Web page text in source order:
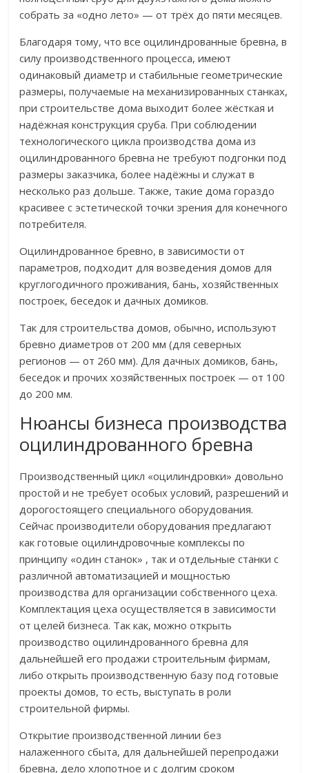
собрать за «одно лето» — от трёх до пяти месяцев.
Благодаря тому, что все оцилиндрованные бревна, в
силу производственного процесса, имеют
одинаковый диаметр и стабильные геометрические
размеры, получаемые на механизированных станках,
при строительстве дома выходит более жёсткая и
надёжная конструкция сруба. При соблюдении
технологического цикла производства дома из
оцилиндрованного бревна не требуют подгонки под
размеры заказчика, более надёжны и служат в
несколько раз дольше. Также, такие дома гораздо
красивее с эстетической точки зрения для конечного
потребителя.
Оцилиндрованное бревно, в зависимости от
параметров, подходит для возведения домов для
круглогодичного проживания, бань, хозяйственных
построек, беседок и дачных домиков.
Так для строительства домов, обычно, используют
бревно диаметров от 200 мм (для северных
регионов — от 260 мм). Для дачных домиков, бань,
беседок и прочих хозяйственных построек — от 100
до 200 мм.
Нюансы бизнеса производства
оцилиндрованного бревна
Производственный цикл «оцилиндровки» довольно
простой и не требует особых условий, разрешений и
дорогостоящего специального оборудования.
Сейчас производители оборудования предлагают
как готовые оцилиндровочные комплексы по
принципу «один станок» , так и отдельные станки с
различной автоматизацией и мощностью
производства для организации собственного цеха.
Комплектация цеха осуществляется в зависимости
от целей бизнеса. Так как, можно открыть
производство оцилиндрованного бревна для
дальнейшей его продажи строительным фирмам,
либо открыть производственную базу под готовые
проекты домов, то есть, выступать в роли
строительной фирмы.
Открытие производственной линии без
налаженного сбыта, для дальнейшей перепродажи
бревна, дело хлопотное и с долгим сроком